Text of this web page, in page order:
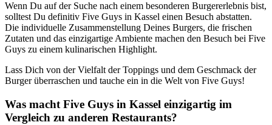
Wenn Du auf der Suche nach einem besonderen Burgererlebnis bist,
solltest Du definitiv Five Guys in Kassel einen Besuch abstatten.
Die individuelle Zusammenstellung Deines Burgers, die frischen
Zutaten und das einzigartige Ambiente machen den Besuch bei Five
Guys zu einem kulinarischen Highlight.
Lass Dich von der Vielfalt der Toppings und dem Geschmack der
Burger überraschen und tauche ein in die Welt von Five Guys!
Was macht Five Guys in Kassel einzigartig im
Vergleich zu anderen Restaurants?